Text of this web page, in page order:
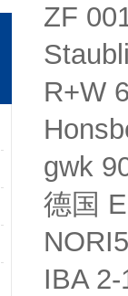
ZF
R+W
gwk
德国
IBA